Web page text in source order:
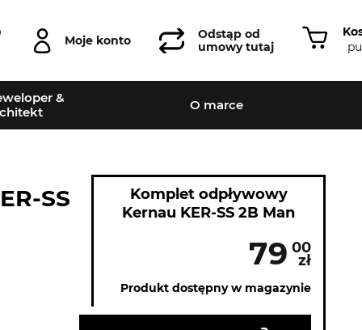
Moje konto
Odstąp od
umowy tutaj
&
O marce
SS
Komplet odpływowy
Kernau KER-SS 2B Man
79 00
zł
Produkt dostępny w magazynie